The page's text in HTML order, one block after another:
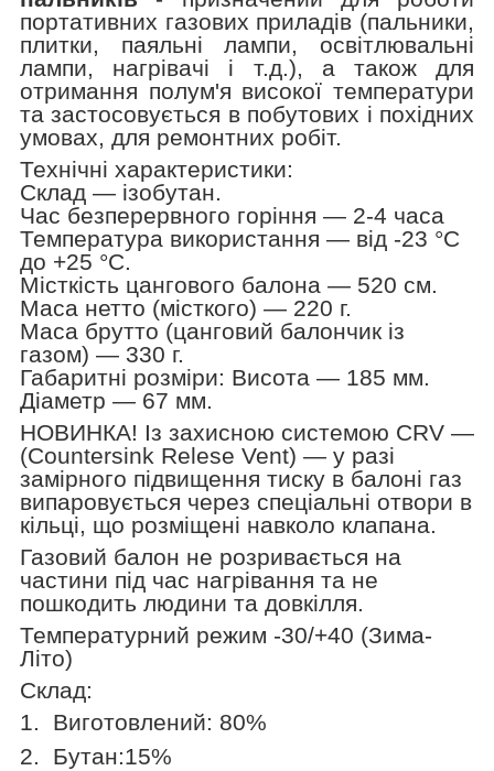
портативних газових приладів (пальники,
плитки, паяльні лампи, освітлювальні
лампи, нагрівачі і т.д.), а також для
отримання полум'я високої температури
та застосовується в побутових і похідних
умовах, для ремонтних робіт.
Технічні характеристики:
Склад — ізобутан.
Час безперервного горіння — 2-4 часа
Температура використання — від -23 °C
до +25 °C.
Місткість цангового балона — 520 см.
Маса нетто (місткого) — 220 г.
Маса брутто (цанговий балончик із
газом) — 330 г.
Габаритні розміри: Висота — 185 мм.
Діаметр — 67 мм.
НОВИНКА! Із захисною системою CRV —
(Countersink Relese Vent) — у разі
замірного підвищення тиску в балоні газ
випаровується через спеціальні отвори в
кільці, що розміщені навколо клапана.
Газовий балон не розривається на
частини під час нагрівання та не
пошкодить людини та довкілля.
Температурний режим -30/+40 (Зима-
Літо)
Склад:
1.
Виготовлений: 80%
2.
Бутан:15%